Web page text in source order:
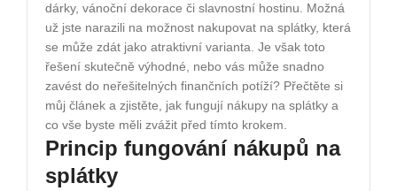
dárky, vánoční dekorace či slavnostní hostinu. Možná
už jste narazili na možnost nakupovat na splátky, která
se může zdát jako atraktivní varianta. Je však toto
řešení skutečně výhodné, nebo vás může snadno
zavést do neřešitelných finančních potíží? Přečtěte si
můj článek a zjistěte, jak fungují nákupy na splátky a
co vše byste měli zvážit před tímto krokem.
Princip fungování nákupů na
splátky